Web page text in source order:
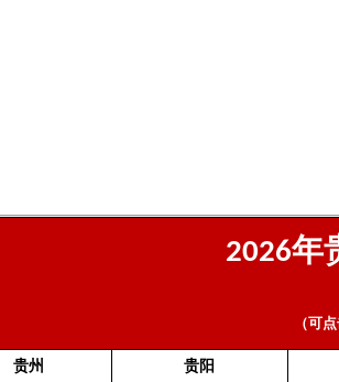
2026年
（可
贵州 贵阳